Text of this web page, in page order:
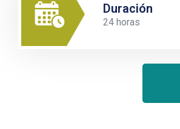
Duración
24 horas